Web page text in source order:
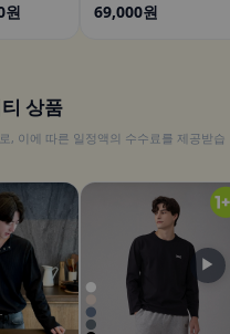
원 69,000원
상품
, 이에 따른 일정액의 수수료를 제공받습
▶